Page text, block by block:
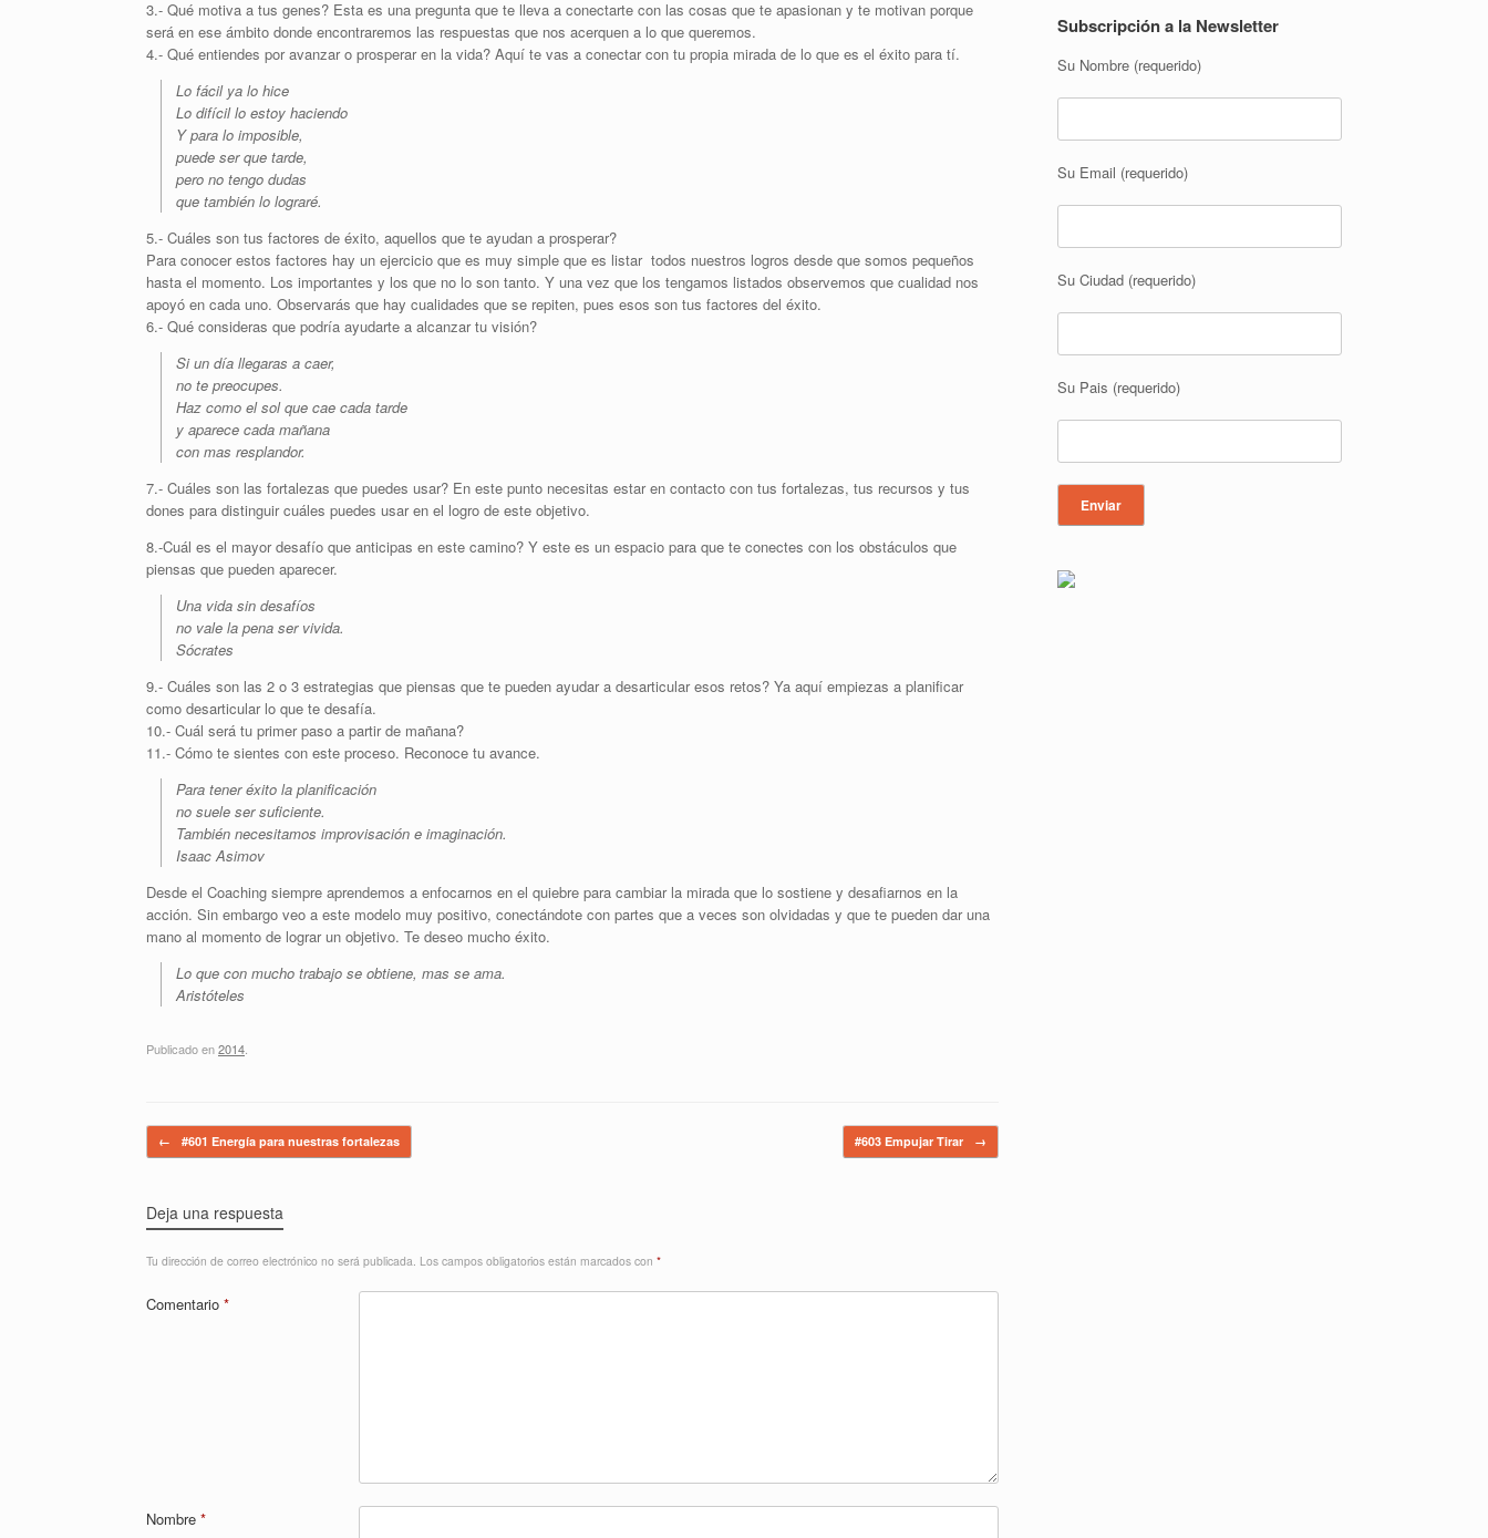
3.- Qué motiva a tus genes? Esta es una pregunta que te lleva a conectarte con las cosas que te apasionan y te motivan porque
será en ese ámbito donde encontraremos las respuestas que nos acerquen a lo que queremos.
4.- Qué entiendes por avanzar o prosperar en la vida? Aquí te vas a conectar con tu propia mirada de lo que es el éxito para tí.
Lo fácil ya lo hice
Lo difícil lo estoy haciendo
Y para lo imposible,
puede ser que tarde,
pero no tengo dudas
que también lo lograré.
5.- Cuáles son tus factores de éxito, aquellos que te ayudan a prosperar?
Para conocer estos factores hay un ejercicio que es muy simple que es listar todos nuestros logros desde que somos pequeños
hasta el momento. Los importantes y los que no lo son tanto. Y una vez que los tengamos listados observemos que cualidad nos
apoyó en cada uno. Observarás que hay cualidades que se repiten, pues esos son tus factores del éxito.
6.- Qué consideras que podría ayudarte a alcanzar tu visión?
Si un día llegaras a caer,
no te preocupes.
Haz como el sol que cae cada tarde
y aparece cada mañana
con mas resplandor.
7.- Cuáles son las fortalezas que puedes usar? En este punto necesitas estar en contacto con tus fortalezas, tus recursos y tus
dones para distinguir cuáles puedes usar en el logro de este objetivo.
8.-Cuál es el mayor desafío que anticipas en este camino? Y este es un espacio para que te conectes con los obstáculos que
piensas que pueden aparecer.
Una vida sin desafíos
no vale la pena ser vivida.
Sócrates
9.- Cuáles son las 2 o 3 estrategias que piensas que te pueden ayudar a desarticular esos retos? Ya aquí empiezas a planificar
como desarticular lo que te desafía.
10.- Cuál será tu primer paso a partir de mañana?
11.- Cómo te sientes con este proceso. Reconoce tu avance.
Para tener éxito la planificación
no suele ser suficiente.
También necesitamos improvisación e imaginación.
Isaac Asimov
Desde el Coaching siempre aprendemos a enfocarnos en el quiebre para cambiar la mirada que lo sostiene y desafiarnos en la
acción. Sin embargo veo a este modelo muy positivo, conectándote con partes que a veces son olvidadas y que te pueden dar una
mano al momento de lograr un objetivo. Te deseo mucho éxito.
Lo que con mucho trabajo se obtiene, mas se ama.
Aristóteles
Publicado en2014
Navegador de artículos
← #601 Energía para nuestras fortalezas #603 Empujar Tirar →
Deja una respuesta
Tu dirección de correo electrónico no será publicada. Los campos obligatorios están marcados con *
Comentario *
Nombre *
Subscripción a la Newsletter
Su Nombre (requerido)
Su Email (requerido)
Su Ciudad (requerido)
Su Pais (requerido)